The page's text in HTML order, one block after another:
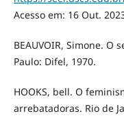
Acesso em: 16 Out.
BEAUVOIR, Simone. O
Paulo: Difel, 1970.
HOOKS, bell. O
arrebatadoras. Rio de